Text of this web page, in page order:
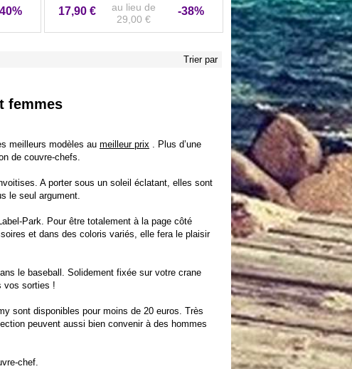
17,90 €
au lieu de
29,00 €
-38%
Trier par
femmes
meilleurs modèles au meilleur prix . Plus d’une
de couvre-chefs.
A porter sous un soleil éclatant, elles sont
le seul argument.
Park. Pour être totalement à la page côté
et dans des coloris variés, elle fera le plaisir
le baseball. Solidement fixée sur votre crane
vos sorties !
sont disponibles pour moins de 20 euros. Très
peuvent aussi bien convenir à des hommes
chef.